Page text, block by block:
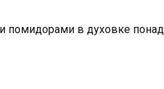
помидорами в духовке